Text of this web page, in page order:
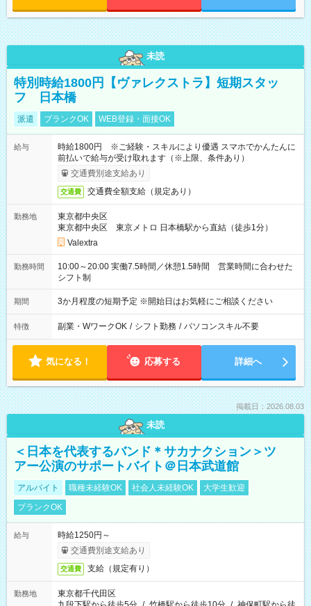
未読
特別時給1800円【ヴァレクストラ】短期スタッ
フ 日本橋
派遣 ブランクOK WEB登録・面接OK
給与
時給1800円 ※ご経験・スキルにより優遇 スマホでかんたんに
前払いで給与が受け取れます（※上限、条件あり）
交通費別途支給あり
交通費 交通費全額支給（規定あり）
勤務地
東京都中央区
東京都中央区 東京メトロ 日本橋駅から直結（徒歩1分）
Valextra
勤務時間
10:00～20:00 実働7.5時間／休憩1.5時間 営業時間に合わせた
シフト制
期間 3か月程度の短期予定 ※開始日はお気軽にご相談ください
特徴 副業・WワークOK / シフト勤務 / パソコンスキル不要
気になる！ 応募する 詳細へ
掲載日：2026.08.03
未読
＜日本を代表するバンド＊サカナクション＞ツ
アー公演のサポートバイト＠日本武道館
アルバイト 職種未経験OK 社会人未経験OK
大学生歓迎
ブランクOK
給与
時給1250円～
交通費別途支給あり
交通費 支給（規定有り）
勤務地
東京都千代田区